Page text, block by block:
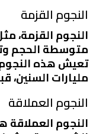
النجوم القزمة
النجوم القزمة،
متوسطة الحجم
تعيش هذه
مليارات السنين،
النجوم العملاقة
النجوم العملاقة